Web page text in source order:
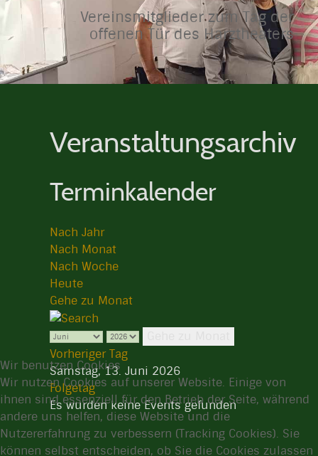
Vereinsmitglieder zum Tag der
offenen Tür des Harztheaters
Veranstaltungsarchiv
Terminkalender
Nach Jahr
Nach Monat
Nach Woche
Heute
Gehe zu Monat
Vorheriger Tag
Samstag, 13. Juni 2026
Folgetag
Es wurden keine Events gefunden
Wir benutzen Cookies
Wir nutzen Cookies auf unserer Website. Einige von
ihnen sind essenziell für den Betrieb der Seite, während
andere uns helfen, diese Website und die
Nutzererfahrung zu verbessern (Tracking Cookies). Sie
können selbst entscheiden, ob Sie die Cookies zulassen